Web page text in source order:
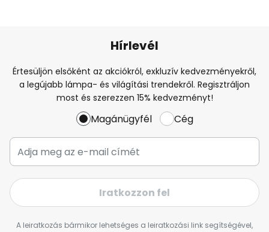
Hírlevél
Értesüljön elsőként az akciókról, exkluzív kedvezményekről,
a legújabb lámpa- és világítási trendekről. Regisztráljon
most és szerezzen 15% kedvezményt!
Magánügyfél Cég
Iratkozzon fel
A leiratkozás bármikor lehetséges a leiratkozási link segítségével,